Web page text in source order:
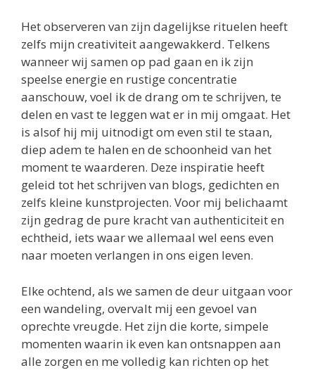
Het observeren van zijn dagelijkse rituelen heeft
zelfs mijn creativiteit aangewakkerd. Telkens
wanneer wij samen op pad gaan en ik zijn
speelse energie en rustige concentratie
aanschouw, voel ik de drang om te schrijven, te
delen en vast te leggen wat er in mij omgaat. Het
is alsof hij mij uitnodigt om even stil te staan,
diep adem te halen en de schoonheid van het
moment te waarderen. Deze inspiratie heeft
geleid tot het schrijven van blogs, gedichten en
zelfs kleine kunstprojecten. Voor mij belichaamt
zijn gedrag de pure kracht van authenticiteit en
echtheid, iets waar we allemaal wel eens even
naar moeten verlangen in ons eigen leven.
Elke ochtend, als we samen de deur uitgaan voor
een wandeling, overvalt mij een gevoel van
oprechte vreugde. Het zijn die korte, simpele
momenten waarin ik even kan ontsnappen aan
alle zorgen en me volledig kan richten op het